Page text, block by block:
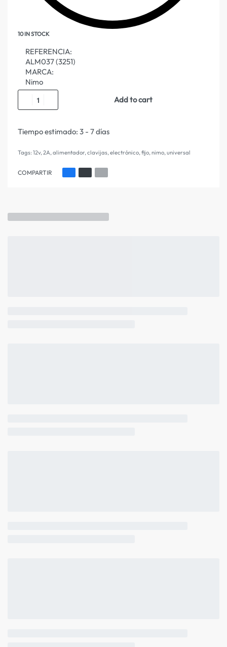
10 IN STOCK
REFERENCIA:
ALM037 (3251)
MARCA:
Nimo
Add to cart
Tiempo estimado: 3 - 7 días
Tags: 12v,2A,alimentador,clavijas,electrónico,fijo,nimo,universal
COMPARTIR